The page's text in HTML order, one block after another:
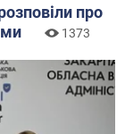
про
1373